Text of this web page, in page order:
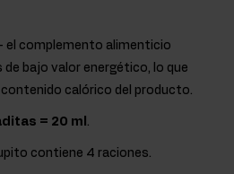
el complemento alimenticio
bajo valor energético, lo que
calórico del producto.
= 20 ml .
contiene 4 raciones.